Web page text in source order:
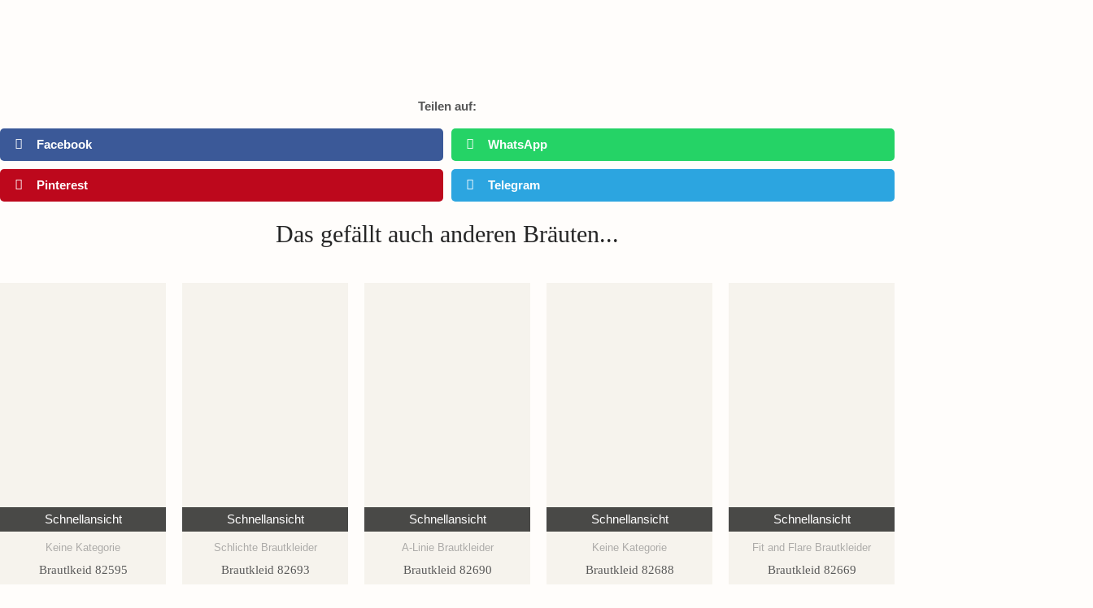
Teilen auf:
Facebook WhatsApp
Pinterest Telegram
Das gefällt auch anderen Bräuten...
Schnellansicht
Keine Kategorie
Brautlkeid 82595
Schnellansicht
Schlichte Brautkleider
Brautkleid 82693
Schnellansicht
A-Linie Brautkleider
Brautkleid 82690
Schnellansicht
Keine Kategorie
Brautkleid 82688
Schnellansicht
Fit and Flare Brautkleider
Brautkleid 82669